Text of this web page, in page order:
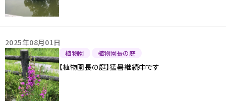
2025年08月01日
植物園 植物園長の庭
【植物園長の庭】猛暑継続中です